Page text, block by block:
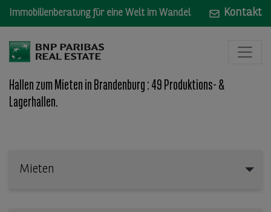
Immobilienberatung für eine Welt im Wandel Kontakt
Hallen zum Mieten in Brandenburg : 49 Produktions- &
Lagerhallen.
Mieten